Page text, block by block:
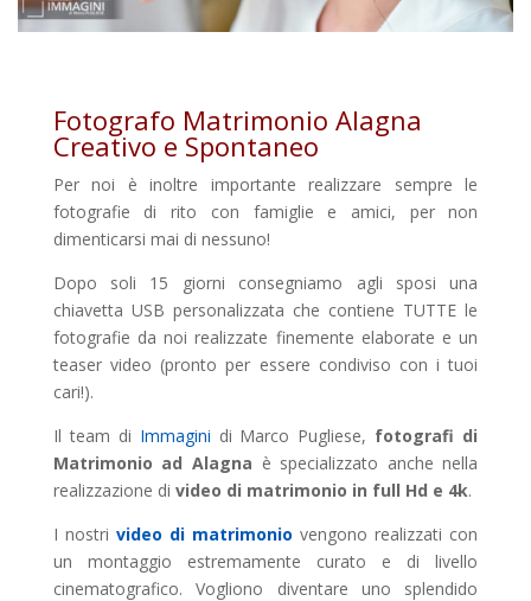
Fotografo Matrimonio Alagna
Creativo e Spontaneo
Per noi è inoltre importante realizzare sempre le
fotografie di rito con famiglie e amici, per non
dimenticarsi mai di nessuno!
Dopo soli 15 giorni consegniamo agli sposi una
chiavetta USB personalizzata che contiene TUTTE le
fotografie da noi realizzate finemente elaborate e un
teaser video (pronto per essere condiviso con i tuoi
cari!).
Il team di Immagini di Marco Pugliese, fotografi di
Matrimonio ad Alagna è specializzato anche nella
realizzazione di video di matrimonio in full Hd e 4k.
I nostri video di matrimonio vengono realizzati con
un montaggio estremamente curato e di livello
cinematografico. Vogliono diventare uno splendido